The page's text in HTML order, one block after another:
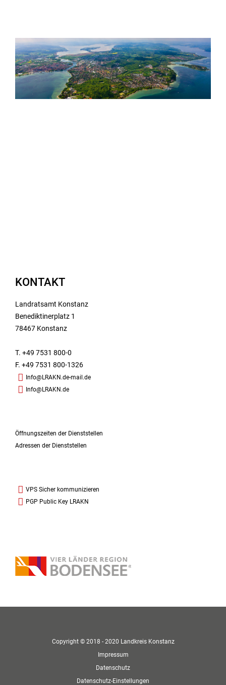
KONTAKT
Landratsamt Konstanz
Benediktinerplatz 1
78467 Konstanz
T. +49 7531 800-0
F. +49 7531 800-1326
Info@LRAKN.de-mail.de
Info@LRAKN.de
Öffnungszeiten der Dienststellen
Adressen der Dienststellen
VPS Sicher kommunizieren
PGP Public Key LRAKN
Copyright © 2018 - 2020 Landkreis Konstanz
Impressum
Datenschutz
Datenschutz-Einstellungen